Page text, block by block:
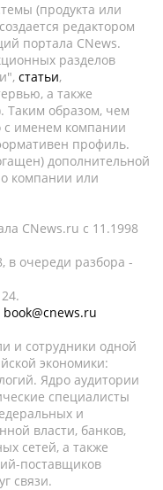
(продукта или
редактором
портала CNews.
разделов
статьи,
а также
Таким образом, чем
с именем компании
профиль.
дополнительной
компании или
CNews.ru c 11.1998
в очереди разбора -
book@cnews.ru
и сотрудники одной
экономики:
Ядро аудитории
специалисты
и
власти, банков,
сетей, а также
поставщиков
связи.